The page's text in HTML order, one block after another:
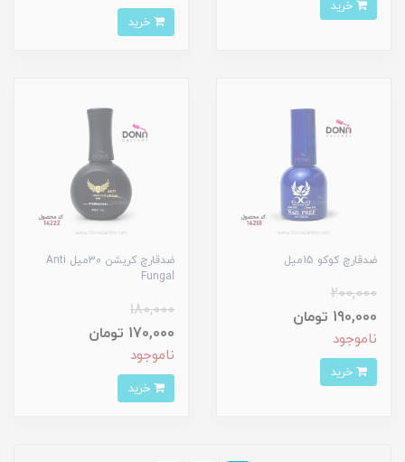
ضدقارچ کوکو 15ميل
200,000
190,000 تومان
ناموجود
ضدقارچ کريشن 30ميل Anti
Fungal
180,000
170,000 تومان
ناموجود